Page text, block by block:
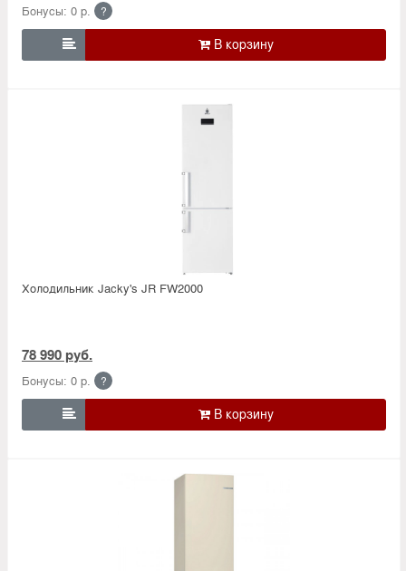
Бонусы: 0 р. ?

Холодильник Jacky's JR FW2000
78 990 руб.
Бонусы: 0 р. ?
